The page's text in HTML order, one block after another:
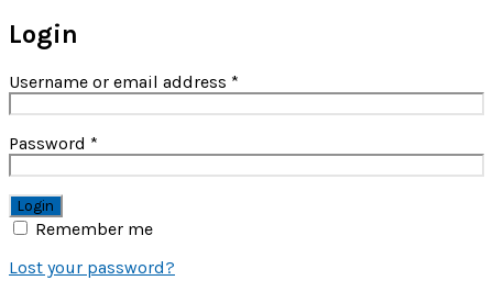
Login
Username or email address *
Password *
Remember me
Lost your password?